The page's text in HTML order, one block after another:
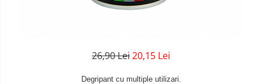
26,90 Lei20,15 Lei
Degripant cu multiple utilizari.